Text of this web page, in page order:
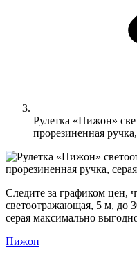
Рулетка «Пижон»
прорезиненная
Следите за графиком цен,
светоотражающая, 5 м, до
серая максимально
Пижон